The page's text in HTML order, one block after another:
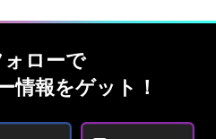
ォローで
情報をゲット！